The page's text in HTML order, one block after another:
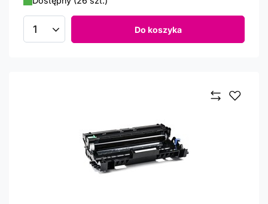
Ilość produktów Do koszyka